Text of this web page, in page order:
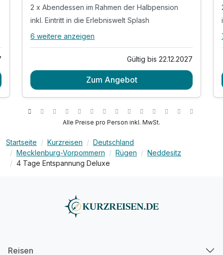
2 x Abendessen im Rahmen der Halbpension
inkl. Eintritt in die Erlebniswelt Splash
Alle Inklusivleistungen
2 x reichhaltiges Frühstücksbuffet
inkl. Nutzung des Sauna- und
inkl. Nutzung des Fitnessbereichs
inkl. Leihbademantel
inkl. WLAN
Kinder unter Zusatzleistungen hinzu!
6 weitere anzeigen
Gültig bis 22.12.2027
Zum Angebot
Alle Preise pro Person inkl. MwSt.
Startseite Kurzreisen
Deutschland
Mecklenburg-Vorpommern
Rügen
Neddesitz
4 Tage Entspannung Deluxe
Reisen